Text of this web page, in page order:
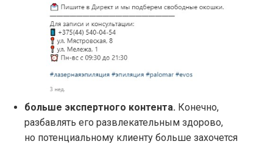
больше экспертного контента. Конечно,
разбавлять его развлекательным здорово,
но потенциальному клиенту больше захочется